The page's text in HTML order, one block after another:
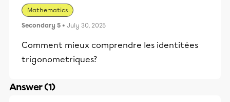
Mathematics
Secondary 5 • July 30, 2025
Comment mieux comprendre les identitées
trigonometriques?
Answer (1)